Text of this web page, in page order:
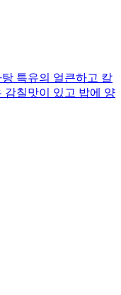
특유의 얼큰하고 칼
감칠맛이 있고 밥에 양